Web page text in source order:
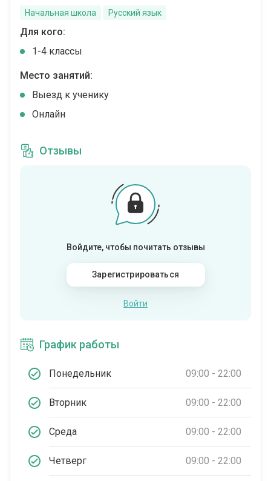
Начальная школа Русский язык
Для кого:
1-4 классы
Место занятий:
Выезд к ученику
Онлайн
Отзывы
Войдите, чтобы почитать отзывы
Зарегистрироваться
Войти
График работы
Понедельник 09:00 - 22:00
Вторник 09:00 - 22:00
Среда 09:00 - 22:00
Четверг 09:00 - 22:00